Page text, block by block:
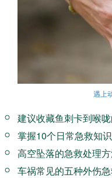
遇上
建议收藏鱼刺卡到喉
掌握10个日常急救知
高空坠落的急救处理
车祸常见的五种外伤